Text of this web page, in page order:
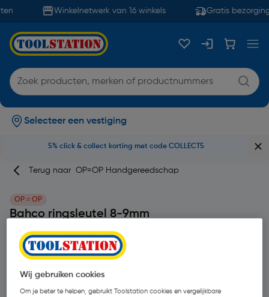
Winkelnetwerk van 16 winkels Gratis
Selecteer een vestiging
5% click & collect korting met code COLLECT5
Terug naar OP=OP Handgereedschap
OP = OP
Bahco ringsleutel 8-9mm
MerkBahco Productcode: 39203
Wij gebruiken cookies
Om je beter te helpen, gebruikt Toolstation cookies en vergelijkbare